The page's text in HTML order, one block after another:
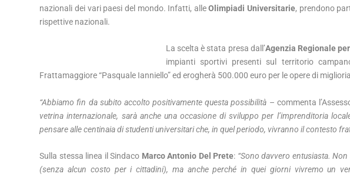
nazionali dei vari paesi del mondo. Infatti, alleOlimpiadi Universitarie, prendono
rispettive nazionali.
La scelta è stata presa dall’Agenzia Regionale
impianti sportivi presenti sul territorio
Frattamaggiore “Pasquale Ianniello” ed erogherà 500.000 euro per le opere di
“Abbiamo fin da subito accolto positivamente questa possibilità – commenta
vetrina internazionale, sarà anche una occasione di sviluppo per l’imprenditoria
pensare alle centinaia di studenti universitari che, in quel periodo, vivranno il contesto
Sulla stessa linea il Sindaco Marco Antonio Del Prete: “Sono davvero entusiasta.
(senza alcun costo per i cittadini), ma anche perché in quei giorni vivremo un